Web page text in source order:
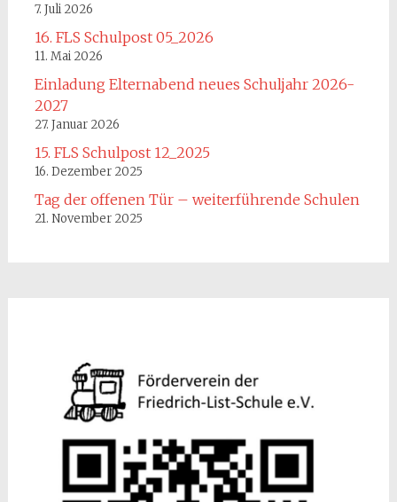
7. Juli 2026
16. FLS Schulpost 05_2026
11. Mai 2026
Einladung Elternabend neues Schuljahr 2026-
2027
27. Januar 2026
15. FLS Schulpost 12_2025
16. Dezember 2025
Tag der offenen Tür – weiterführende Schulen
21. November 2025